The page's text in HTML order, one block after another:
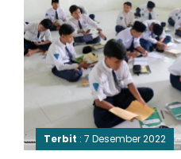
Terbit : 7 Desember 2022